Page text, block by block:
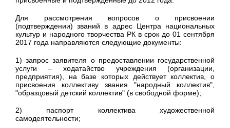
Для рассмотрения вопросов о присвоении
(подтверждении) званий в адрес Центра национальных
культур и народного творчества РК в срок до 01 сентября
2017 года направляются следующие документы:
1) запрос заявителя о предоставлении государственной
услуги – ходатайство учреждения (организации,
предприятия), на базе которых действует коллектив, о
присвоения коллективу звания "народный коллектив",
"образцовый детский коллектив" (в свободной форме);
2) паспорт коллектива художественной
самодеятельности;